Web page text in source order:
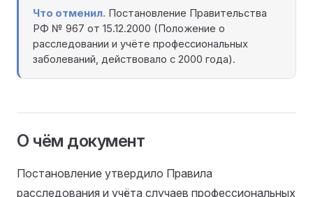
Что отменил. Постановление Правительства
РФ № 967 от 15.12.2000 (Положение о
расследовании и учёте профессиональных
заболеваний, действовало с 2000 года).
О чём документ
Постановление утвердило Правила
расследования и учёта случаев профессиональных